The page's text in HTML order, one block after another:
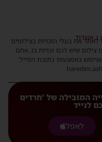
את בעלי הזכויות בצילומים
שיש לכם זכויות בו, אתם
באמצעות כתובת המייל:
המובילה של 'חרדים
לאפל